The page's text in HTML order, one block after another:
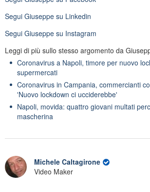
Segui Giuseppe su Linkedin
Segui Giuseppe su Instagram
Leggi di più sullo stesso argomento da
Coronavirus a Napoli, timore per nuovo
supermercati
Coronavirus in Campania, commercianti
'Nuovo lockdown ci ucciderebbe'
Napoli, movida: quattro giovani multati
mascherina
Michele Caltagirone
Video Maker